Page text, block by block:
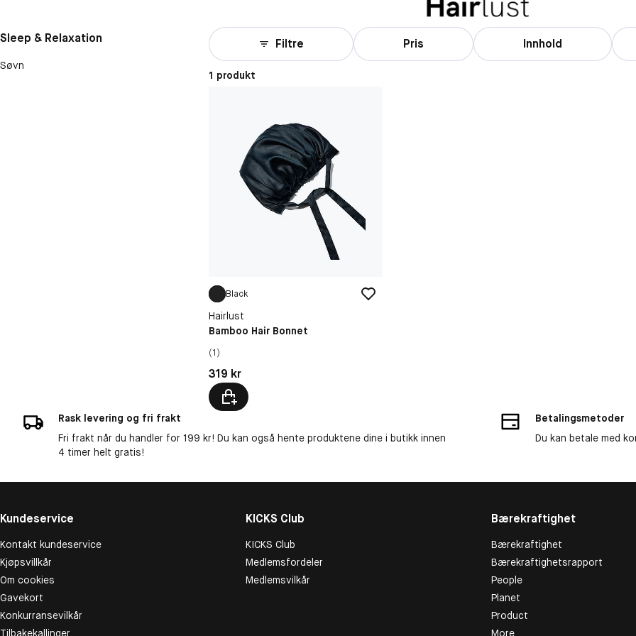
Sleep & Relaxation
Søvn
Filtre Pris Innhold
1 produkt
Black
Hairlust
Bamboo Hair Bonnet
(1)
Pris: 319 kr
319 kr
Rask levering og fri frakt
Fri frakt når du handler for 199 kr! Du kan også hente produktene dine i butikk innen
4 timer helt gratis!
Betalingsmetoder
Du kan betale med
Kundeservice
Kontakt kundeservice
Kjøpsvillkår
Om cookies
Gavekort
Konkurransevilkår
Tilbakekallinger
KICKS Club
KICKS Club
Medlemsfordeler
Medlemsvilkår
Bærekraftighet
Bærekraftighet
Bærekraftighetsrapport
People
Planet
Product
More